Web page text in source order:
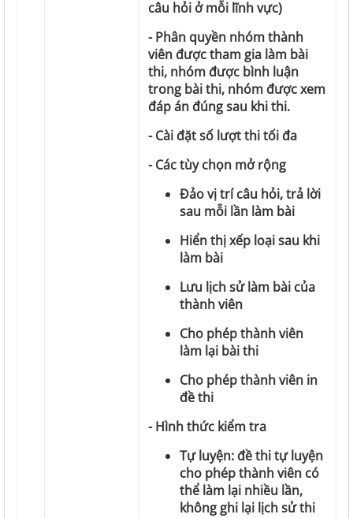
câu hỏi ở mỗi lĩnh vực)
- Phân quyền nhóm thành
viên được tham gia làm bài
thi, nhóm được bình luận
trong bài thi, nhóm được xem
đáp án đúng sau khi thi.
- Cài đặt số lượt thi tối đa
- Các tùy chọn mở rộng
Đảo vị trí câu hỏi, trả lời
sau mỗi lần làm bài
Hiển thị xếp loại sau khi
làm bài
Lưu lịch sử làm bài của
thành viên
Cho phép thành viên
làm lại bài thi
Cho phép thành viên in
đề thi
- Hình thức kiểm tra
Tự luyện: đề thi tự luyện
cho phép thành viên có
thể làm lại nhiều lần,
không ghi lại lịch sử thi